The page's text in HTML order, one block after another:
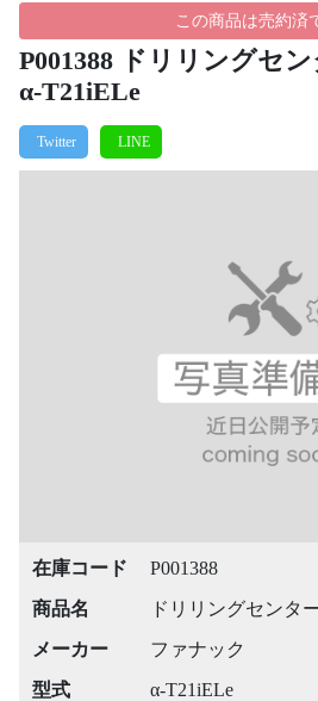
この商品は売約済
P001388 ドリリングセ
α-T21iELe
在庫コード
P001388
商品名
ドリリングセンタ
メーカー
ファナック
型式
α-T21iELe